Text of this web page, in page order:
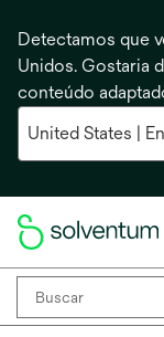
Detectamos que
Unidos. Gostaria
conteúdo